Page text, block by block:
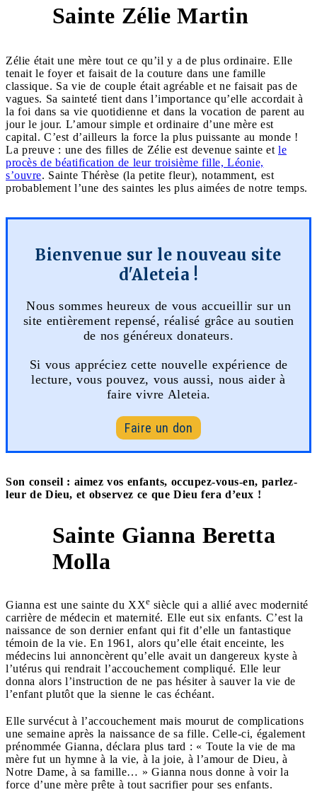
Sainte Zélie Martin
Zélie était une mère tout ce qu’il y a de plus ordinaire. Elle
tenait le foyer et faisait de la couture dans une famille
classique. Sa vie de couple était agréable et ne faisait pas de
vagues. Sa sainteté tient dans l’importance qu’elle accordait à
la foi dans sa vie quotidienne et dans la vocation de parent au
jour le jour. L’amour simple et ordinaire d’une mère est
capital. C’est d’ailleurs la force la plus puissante au monde !
La preuve : une des filles de Zélie est devenue sainte et le
procès de béatification de leur troisième fille, Léonie,
s’ouvre. Sainte Thérèse (la petite fleur), notamment, est
probablement l’une des saintes les plus aimées de notre temps.
Bienvenue sur le nouveau site
d'Aleteia !
Nous sommes heureux de vous accueillir sur un
site entièrement repensé, réalisé grâce au soutien
de nos généreux donateurs.
Si vous appréciez cette nouvelle expérience de
lecture, vous pouvez, vous aussi, nous aider à
faire vivre Aleteia.
Faire un don
Son conseil : aimez vos enfants, occupez-vous-en, parlez-
leur de Dieu, et observez ce que Dieu fera d’eux !
Sainte Gianna Beretta
Molla
Gianna est une sainte du XXe siècle qui a allié avec modernité
carrière de médecin et maternité. Elle eut six enfants. C’est la
naissance de son dernier enfant qui fit d’elle un fantastique
témoin de la vie. En 1961, alors qu’elle était enceinte, les
médecins lui annoncèrent qu’elle avait un dangereux kyste à
l’utérus qui rendrait l’accouchement compliqué. Elle leur
donna alors l’instruction de ne pas hésiter à sauver la vie de
l’enfant plutôt que la sienne le cas échéant.
Elle survécut à l’accouchement mais mourut de complications
une semaine après la naissance de sa fille. Celle-ci, également
prénommée Gianna, déclara plus tard : « Toute la vie de ma
mère fut un hymne à la vie, à la joie, à l’amour de Dieu, à
Notre Dame, à sa famille… » Gianna nous donne à voir la
force d’une mère prête à tout sacrifier pour ses enfants.